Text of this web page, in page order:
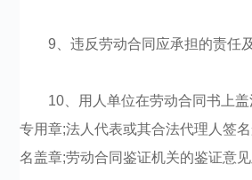
9、违反劳动合同应承担的责任
10、用人单位在劳动合同书上
专用章;法人代表或其合法代理人签
名盖章;劳动合同鉴证机关的鉴证意